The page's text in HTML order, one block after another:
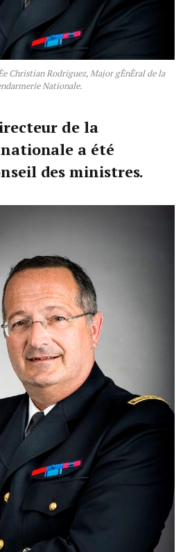
Christian Rodriguez, Major gÈnÈral de la
Nationale.
de la
a été
des ministres.